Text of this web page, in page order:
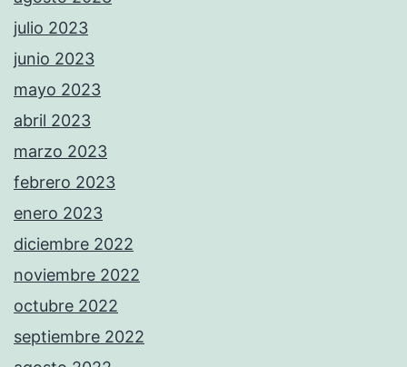
julio 2023
junio 2023
mayo 2023
abril 2023
marzo 2023
febrero 2023
enero 2023
diciembre 2022
noviembre 2022
octubre 2022
septiembre 2022